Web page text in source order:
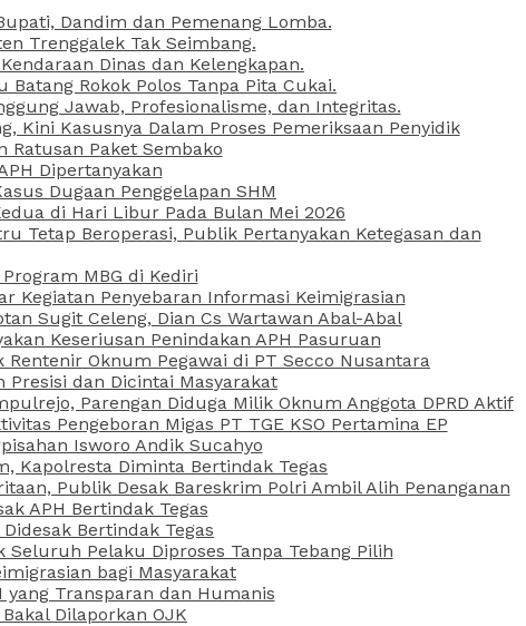
Dandim dan Pemenang Lomba.
Trenggalek Tak Seimbang.
Dinas dan Kelengkapan.
Rokok Polos Tanpa Pita Cukai.
Jawab, Profesionalisme, dan Integritas.
Kini Kasusnya Dalam Proses Pemeriksaan Penyidik
Ratusan Paket Sembako
Dipertanyakan
Dugaan Penggelapan SHM
di Hari Libur Pada Bulan Mei 2026
Tetap Beroperasi, Publik Pertanyakan Ketegasan dan
MBG di Kediri
Kegiatan Penyebaran Informasi Keimigrasian
Sugit Celeng, Dian Cs Wartawan Abal-Abal
Keseriusan Penindakan APH Pasuruan
Oknum Pegawai di PT Secco Nusantara
dan Dicintai Masyarakat
Parengan Diduga Milik Oknum Anggota DPRD Aktif
Pengeboran Migas PT TGE KSO Pertamina EP
Isworo Andik Sucahyo
Kapolresta Diminta Bertindak Tegas
Publik Desak Bareskrim Polri Ambil Alih Penanganan
APH Bertindak Tegas
Bertindak Tegas
Pelaku Diproses Tanpa Tebang Pilih
bagi Masyarakat
yang Transparan dan Humanis
Dilaporkan OJK